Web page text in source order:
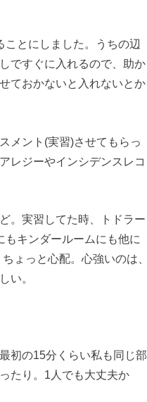
とにしました。うちの辺
ですぐに入れるので、助か
ておかないと入れないとか
メント(実習)させてもらっ
レジーやインシデンスレコ
。実習してた時、トドラー
キンダールームにも他に
ょっと心配。心強いのは、
い。
初の15分くらい私も同じ部
たり。1人でも大丈夫か